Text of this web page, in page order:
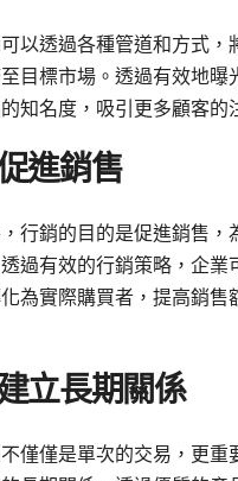
以透過各種管道和方式，
目標市場。透過有效地曝
知名度，吸引更多顧客的
進銷售
行銷的目的是促進銷售，
過有效的行銷策略，企業
為實際購買者，提高銷售
立長期關係
僅僅是單次的交易，更重